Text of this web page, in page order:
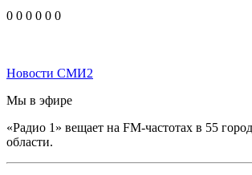
0 0 0 0 0 0
Новости СМИ2
Мы в эфире
«Радио 1» вещает на FM-частотах в 55
области.